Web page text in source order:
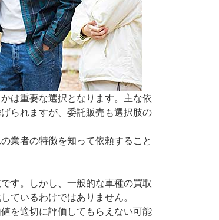
は重要な選択となります。主な依
られますが、委託販売も選択肢の
業者の特徴を知って依頼すること
す。しかし、一般的な車種の買取
ているわけではありません。
を適切に評価してもらえない可能